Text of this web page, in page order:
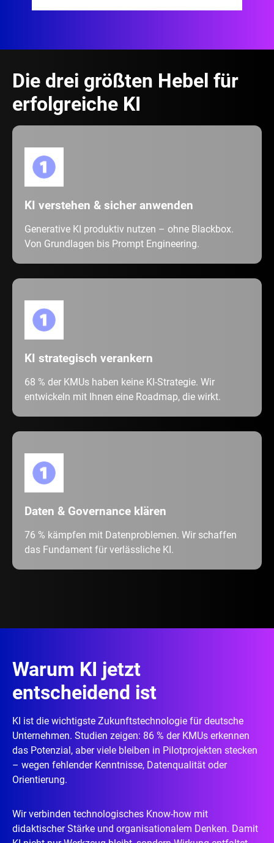
Die drei größten Hebel für
erfolgreiche KI
KI verstehen & sicher anwenden
Generative KI produktiv nutzen – ohne Blackbox.
Von Grundlagen bis Prompt Engineering.
KI strategisch verankern
68 % der KMUs haben keine KI-Strategie. Wir
entwickeln mit Ihnen eine Roadmap, die wirkt.
Daten & Governance klären
76 % kämpfen mit Datenproblemen. Wir schaffen
das Fundament für verlässliche KI.
Warum KI jetzt
entscheidend ist
KI ist die wichtigste Zukunftstechnologie für deutsche
Unternehmen. Studien zeigen: 86 % der KMUs erkennen
das Potenzial, aber viele bleiben in Pilotprojekten stecken
– wegen fehlender Kenntnisse, Datenqualität oder
Orientierung.
Wir verbinden technologisches Know-how mit
didaktischer Stärke und organisationalem Denken. Damit